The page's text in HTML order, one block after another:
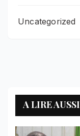
Uncategorized
A LIRE AUSSI